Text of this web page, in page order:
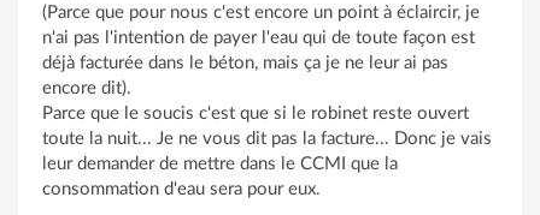
(Parce que pour nous c'est encore un point à éclaircir, je
n'ai pas l'intention de payer l'eau qui de toute façon est
déjà facturée dans le béton, mais ça je ne leur ai pas
encore dit).
Parce que le soucis c'est que si le robinet reste ouvert
toute la nuit... Je ne vous dit pas la facture... Donc je vais
leur demander de mettre dans le CCMI que la
consommation d'eau sera pour eux.